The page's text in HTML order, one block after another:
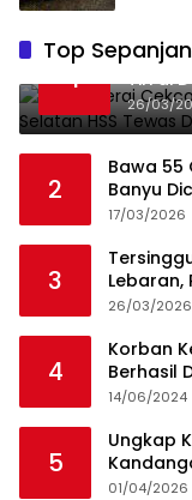
Top
1
Niat
Tiri di
26/03/
2
Bawa 55
Banyu
17/03/2026
3
Lebaran,
Teman
26/03/2026
4
Korban
Berhasil
14/06/2024
5
Ungkap
HSS
01/04/2026